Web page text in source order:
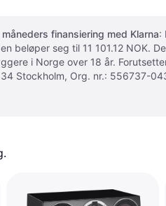
finansiering med Klarna:
beløper seg til 11 101.12
i Norge over 18 år.
Stockholm, Org. nr.: 556737-